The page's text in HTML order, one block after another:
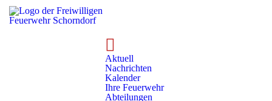
Aktuell
Nachrichten
Kalender
Ihre Feuerwehr
Abteilungen
Freiwillig funktioniert.